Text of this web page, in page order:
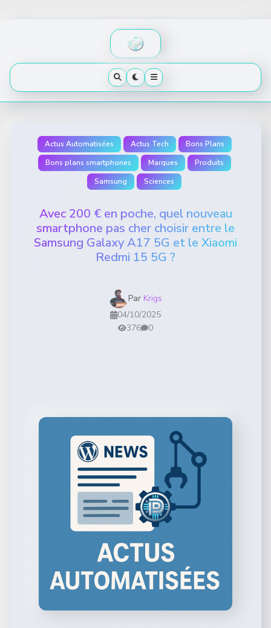
Actus Automatisées Actus Tech
Bons Plans
Bons plans smartphones
Marques
Produits
Samsung
Sciences
Avec 200 € en poche, quel nouveau
smartphone pas cher choisir entre le
Samsung Galaxy A17 5G et le Xiaomi
Redmi 15 5G ?
Par Krigs
04/10/2025
376
0